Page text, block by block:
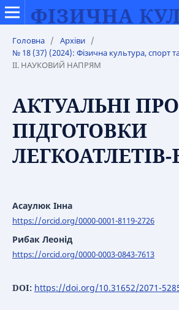
Головна / Архіви /
№ 18 (37) (2024): Фізична культура, спорт та
IІ. НАУКОВИЙ НАПРЯМ
АКТУАЛЬНІ
ПІДГОТОВКИ
ЛЕГКОАТЛЕТІВ-
Асаулюк Інна
https://orcid.org/0000-0001-8119-2726
Рибак Леонід
https://orcid.org/0000-0003-0843-7613
DOI: https://doi.org/10.31652/2071-